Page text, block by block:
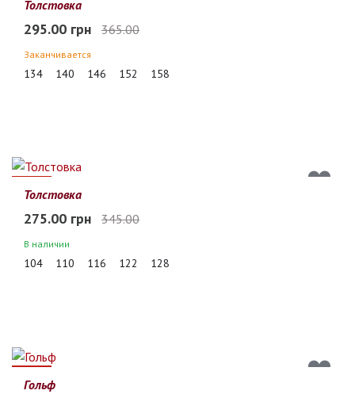
Толстовка
295.00 грн 365.00
Заканчивается
134 140 146 152 158
20%
Толстовка
275.00 грн 345.00
В наличии
104 110 116 122 128
29%
Гольф